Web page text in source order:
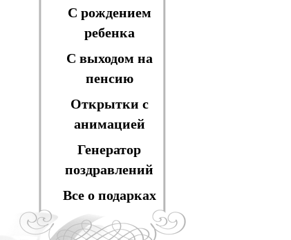
С рождением
ребенка
С выходом на
пенсию
Открытки с
анимацией
Генератор
поздравлений
Все о подарках